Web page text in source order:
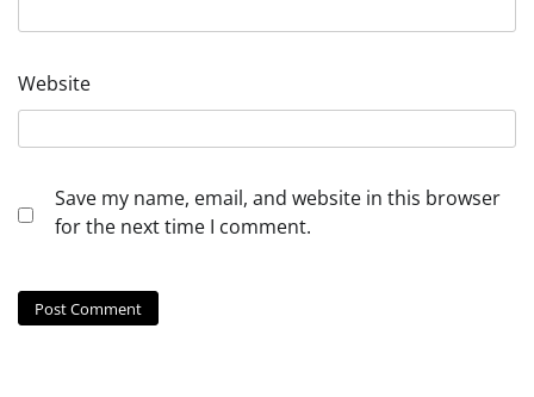
Website
Save my name, email, and website in this browser
for the next time I comment.